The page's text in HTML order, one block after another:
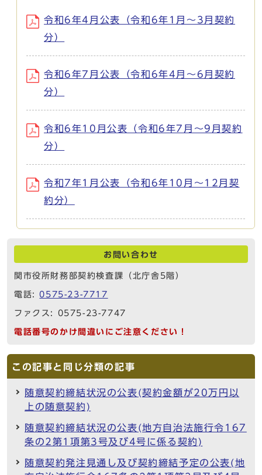
令和6年4月公表（令和6年1月～3月契約
分）
令和6年7月公表（令和6年4月〜6月契約
分）
令和6年10月公表（令和6年7月〜9月契約
分）
令和7年1月公表（令和6年10月～12月契
約分）
お問い合わせ
関市役所財務部契約検査課（北庁舎5階）
電話:0575-23-7717
ファクス: 0575-23-7747
電話番号のかけ間違いにご注意ください！
この記事と同じ分類の記事
随意契約締結状況の公表(契約金額が20万円以
上の随意契約)
随意契約締結状況の公表(地方自治法施行令167
条の2第1項第3号及び4号に係る契約)
随意契約発注見通し及び契約締結予定の公表(地